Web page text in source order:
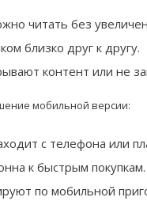
читать без
близко друг к другу.
контент или не
мобильной версии:
с телефона или
к быстрым покупкам.
по мобильной